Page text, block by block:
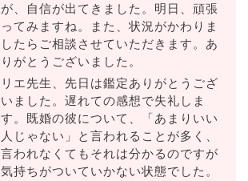
が、自信が出てきました。明日、頑張
ってみますね。また、状況がかわりま
したらご相談させていただきます。あ
りがとうございました。
リエ先生、先日は鑑定ありがとうござ
いました。遅れての感想で失礼しま
す。既婚の彼について、「あまりいい
人じゃない」と言われることが多く、
言われなくてもそれは分かるのですが
気持ちがついていかない状態でした。